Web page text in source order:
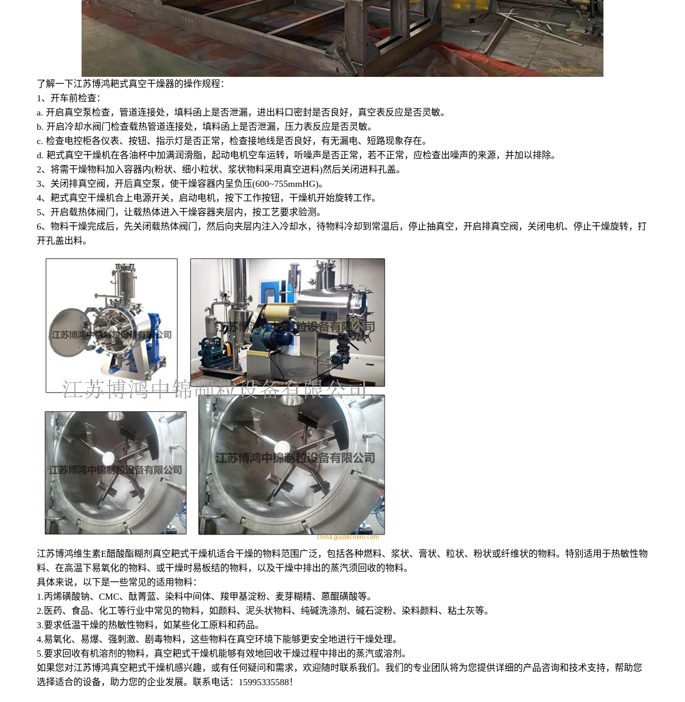
了解一下江苏博鸿耙式真空干燥器的操作规程：
1 、开车前检查：
a. 开启真空泵检查，管道连接处，填料函上是否泄漏，进出料口密封是否良好，真空表反应是否灵敏。
b. 开启冷却水阀门检查载热管道连接处，填料函上是否泄漏，压力表反应是否灵敏。
c. 检查电控柜各仪表、按钮、指示灯是否正常，检查接地线是否良好，有无漏电、短路现象存在。
d. 耙式真空干燥机在各油杯中加满润滑脂，起动电机空车运转，听噪声是否正常，若不正常，应检查出噪声的来源，并加以排除。
2、将需干燥物料加入容器内(粉状、细小粒状、浆状物料采用真空进料)然后关闭进料孔盖。
3、关闭排真空阀，开后真空泵，使干燥容器内呈负压(600~755mmHG)。
4、耙式真空干燥机合上电源开关，启动电机，按下工作按钮，干燥机开始旋转工作。
5、开启载热体阀门，让载热体进入干燥容器夹层内，按工艺要求验测。
6、物料干燥完成后，先关闭载热体阀门，然后向夹层内注入冷却水，待物料冷却到常温后，停止抽真空，开启排真空阀，关闭电机、停止干燥旋转，打
开孔盖出料。
江苏博鸿维生素E醋酸酯糊剂 真空耙式干燥机适合干燥的物料范围广泛，包括各种燃料、浆状、膏状、粒状、粉状或纤维状的物料。特别适用于热敏性物
料、在高温下易氧化的物料、或干燥时易板结的物料，以及干燥中排出的蒸汽须回收的物料。
具体来说，以下是一些常见的适用物料：
1.丙烯磺酸钠、 CMC、酞菁蓝、染料中间体、羧甲基淀粉、麦芽糊精、蒽醌磺酸等。
2. 医药、食品、化工等行业中常见的物料，如颜料、泥头状物料、纯碱洗涤剂、碱石淀粉、染料颜料、粘土灰等。
3.要求低温干燥的热敏性物料，如某些化工原料和药品。
4.易氧化、易爆、强刺激、剧毒物料，这些物料在真空环境下能够更安全地进行干燥处理。
5.要求回收有机溶剂的物料，真空耙式干燥机能够有效地回收干燥过程中排出的蒸汽或溶剂。
如果您对江苏博鸿真空耙式干燥机感兴趣，或有任何疑问和需求，欢迎随时联系我们。我们的专业团队将为您提供详细的产品咨询和技术支持，帮助您
选择适合的设备，助力您的企业发展。联系电话： 15995335588！